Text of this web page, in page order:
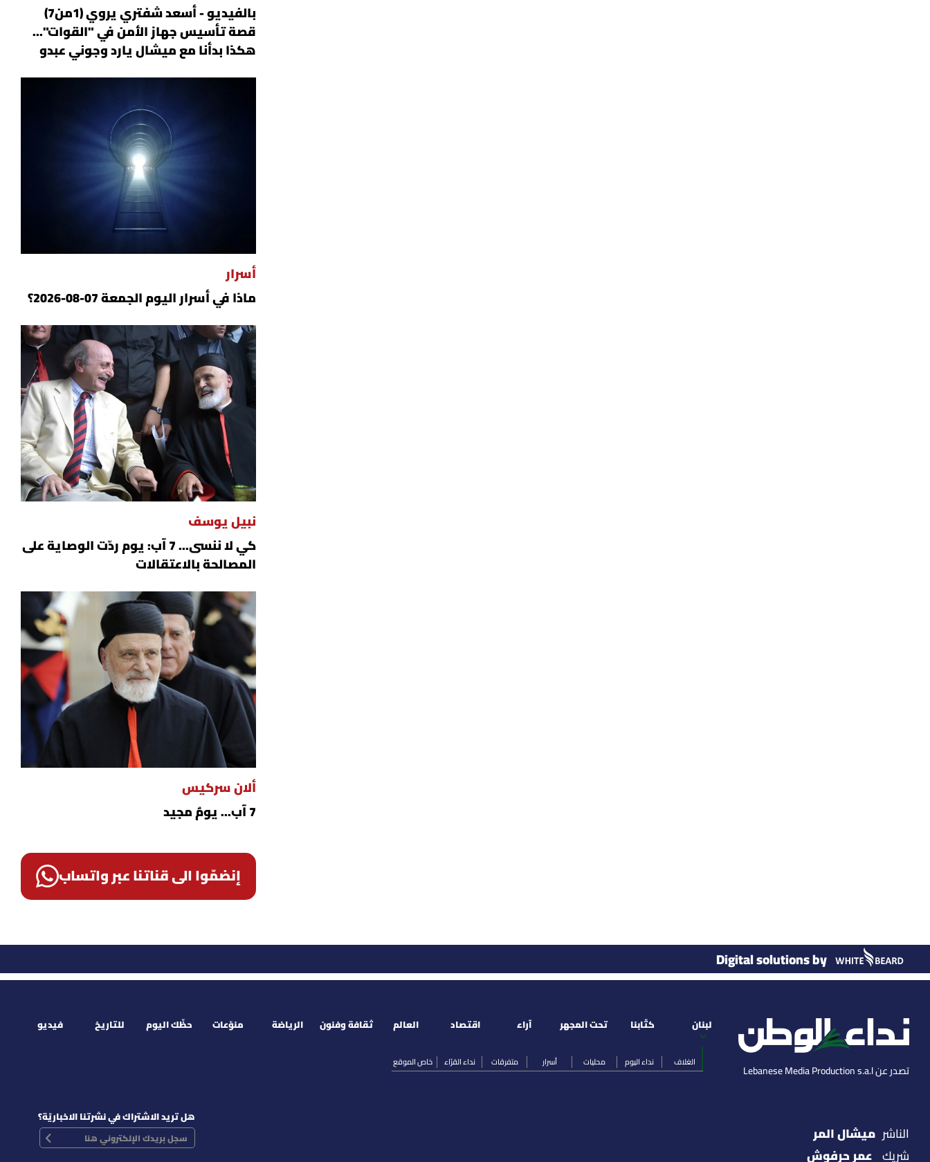
بالفيديو - أسعد شفتري يروي (1من7)
قصة تأسيس جهاز الأمن في "القوات"...
هكذا بدأنا مع ميشال يارد وجوني عبدو
أسرار
ماذا في أسرار اليوم الجمعة 07-08-2026؟
نبيل يوسف
كي لا ننسى... 7 آب: يوم ردّت الوصاية على
المصالحة بالاعتقالات
ألان سركيس
7 آب... يومٌ مجيد
إنضمّوا الى قناتنا عبر واتساب
Digital solutions by
تصدر عن Lebanese Media Production s.a.l
لبنان
الغلاف نداء اليوم محليات أسرار متفرقات نداء القرّاء خاص الموقع
كتّابنا تحت المجهر آراء اقتصاد العالم ثقافة وفنون الرياضة منوّعات حظّك اليوم للتاريخ فيديو
الناشر ميشال المر
شريك عمر حرفوش
هل تريد الاشتراك في نشرتنا الاخباريّة؟